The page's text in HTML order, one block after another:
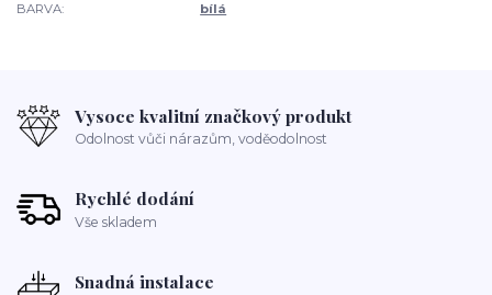
BARVA:
bílá
Vysoce kvalitní značkový produkt
Odolnost vůči nárazům, voděodolnost
Rychlé dodání
Vše skladem
Snadná instalace